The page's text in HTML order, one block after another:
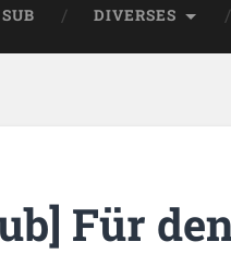
SUB DIVERSES
Für